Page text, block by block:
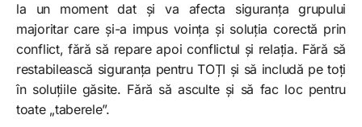
la un moment dat și va afecta siguranța grupului
majoritar care și-a impus voința și soluția corectă prin
conflict, fără să repare apoi conflictul și relația. Fără să
restabilească siguranța pentru TOȚI și să includă pe toți
în soluțiile găsite. Fără să asculte și să fac loc pentru
toate „taberele”.